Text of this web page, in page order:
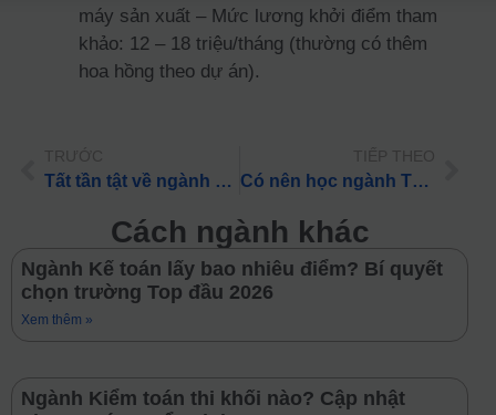
máy sản xuất – Mức lương khởi điểm tham
khảo: 12 – 18 triệu/tháng (thường có thêm
hoa hồng theo dự án).
Tất tần tật về ngành Kỹ thuật robot và trí tuệ nhân tạo: Học phí, điểm chuẩn & việc làm 2026 Có nên học ngành Tự động hóa? Triển vọng & Tổ hợp xét tuyển 2026
Cách ngành khác
Ngành Kế toán lấy bao nhiêu điểm? Bí quyết
chọn trường Top đầu 2026
Xem thêm »
Ngành Kiểm toán thi khối nào? Cập nhật